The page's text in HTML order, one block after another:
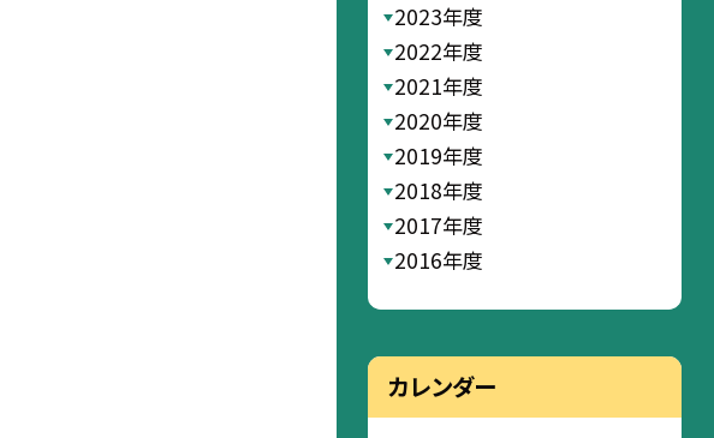
2023年度
2022年度
2021年度
2020年度
2019年度
2018年度
2017年度
2016年度
カレンダー